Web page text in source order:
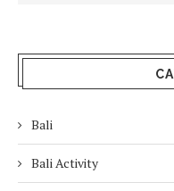
Bali
Bali Activity